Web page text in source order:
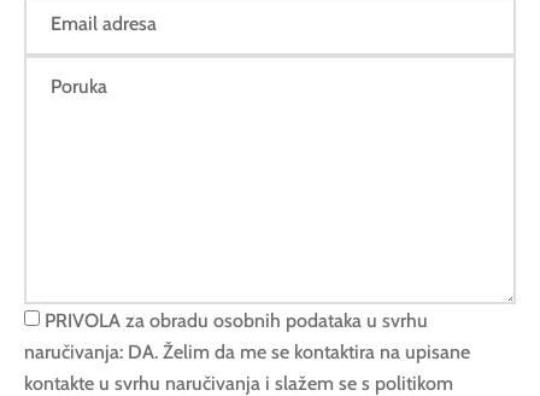
PRIVOLA za obradu osobnih podataka u svrhu
naručivanja: DA. Želim da me se kontaktira na upisane
kontakte u svrhu naručivanja i slažem se s politikom